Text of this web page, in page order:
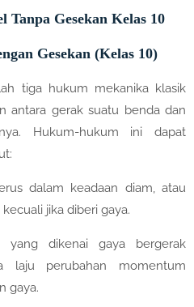
Tanpa Gesekan Kelas 10
Gesekan (Kelas 10)
tiga hukum mekanika klasik
antara gerak suatu benda dan
Hukum-hukum ini dapat
dalam keadaan diam, atau
jika diberi gaya.
yang dikenai gaya bergerak
laju perubahan momentum
gaya.